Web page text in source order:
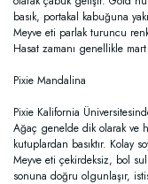
basık, portakal kabuğuna
Meyve eti parlak turuncu
Hasat zamanı genellikle mart
Pixie Mandalina
Pixie Kalifornia
Ağaç genelde dik olarak ve
kutuplardan basıktır. Kolay
Meyve eti çekirdeksiz, bol
sonuna doğru olgunlaşır,